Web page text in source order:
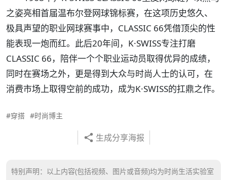
之姿亮相首届温布尔登网球锦标赛，在这项历史悠久、
极具声望的职业网球赛事中，CLASSIC 66凭借顶尖的性
能表现一炮而红。此后20年间，K·SWISS专注打磨
CLASSIC 66，陪伴一个个职业运动员取得优异的成绩，
同时在赛场之外，更是得到大众与时尚人士的认可，在
消费市场上取得空前的成功，成为K·SWISS的扛鼎之作。
#穿搭 #时尚博主
生成分享海报
特别声明：以上内容(包括视频、图片或音频)均为时尚生活实验室